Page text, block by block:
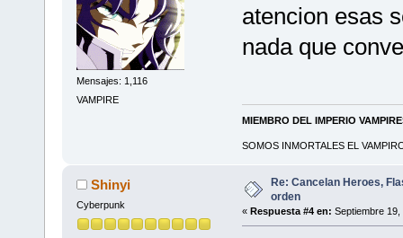
Mensajes: 1,116
VAMPIRE
atencion esas
nada que
MIEMBRO DEL IMPERIO
SOMOS INMORTALES EL
Shinyi
Cyberpunk
Re: Cancelan Heroes,
orden
« Respuesta #4 en: Septiembre